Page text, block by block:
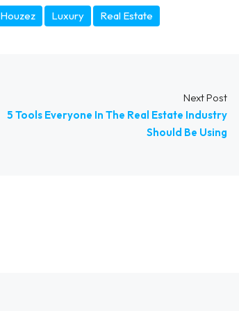
Houzez Luxury Real Estate
Next Post
5 Tools Everyone In The Real Estate Industry
Should Be Using